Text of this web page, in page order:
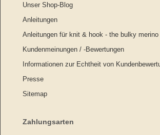
Unser Shop-Blog
Anleitungen
Anleitungen für knit & hook - the bulky merino
Kundenmeinungen / -Bewertungen
Informationen zur Echtheit von
Presse
Sitemap
Zahlungsarten